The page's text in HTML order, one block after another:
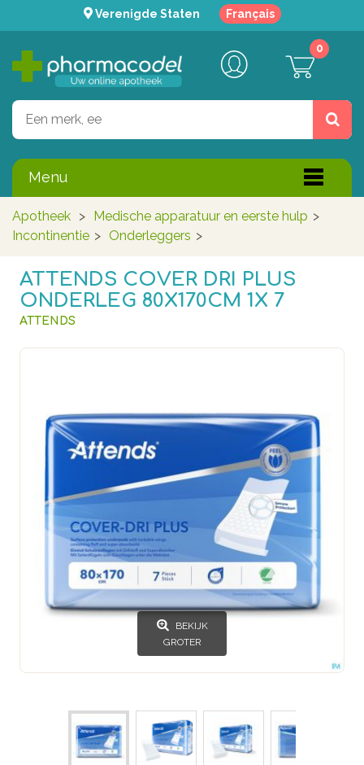
Verenigde Staten Français
0
Menu
Apotheek > Medische apparatuur en eerste hulp >
Incontinentie > Onderleggers >
ATTENDS COVER DRI PLUS
ONDERLEG 80X170CM 1X 7
ATTENDS
BEKIJK
GROTER